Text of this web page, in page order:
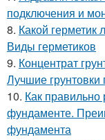
подключения и
8. Какой
Виды герметиков
9. Концентрат
Лучшие грунтовки
10. Как
фундаменте.
фундамента